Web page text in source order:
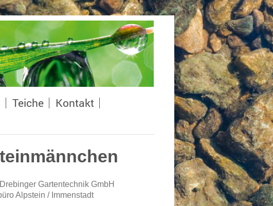
Teiche
Kontakt
Gartentechnik GmbH
Alpstein / Immenstadt